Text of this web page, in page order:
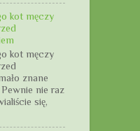
kot męczy
kot męczy
znane
nie raz
się,